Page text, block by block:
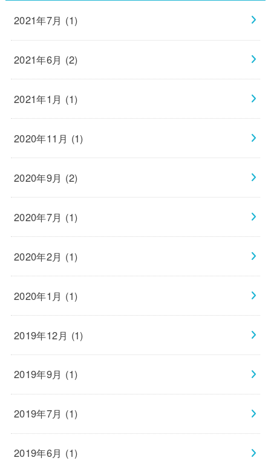
2021年7月 (1)
2021年6月 (2)
2021年1月 (1)
2020年11月 (1)
2020年9月 (2)
2020年7月 (1)
2020年2月 (1)
2020年1月 (1)
2019年12月 (1)
2019年9月 (1)
2019年7月 (1)
2019年6月 (1)